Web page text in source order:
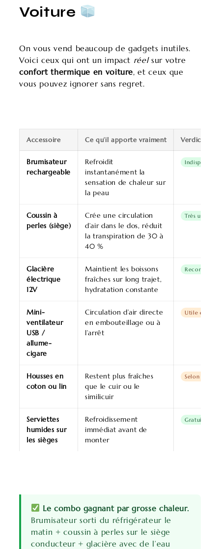
Voiture
On vous vend beaucoup de gadgets inutiles.
Voici ceux qui ont un impact réelsur votre
confort thermique en voiture, et ceux que
vous pouvez ignorer sans regret.
Accessoire Ce qu’il apporte vraiment Verdict
Brumisateur
rechargeable
Refroidit
instantanément la
sensation de chaleur sur
la peau
Coussin à
perles (siège)
Crée une circulation
d’air dans le dos, réduit
la transpiration de 30 à
40 %
Très utile
Glacière
électrique
12V
Maintient les boissons
fraîches sur long trajet,
hydratation constante
Mini-
ventilateur
USB /
allume-
cigare
Circulation d’air directe
en embouteillage ou à
l’arrêt
Utile en
Housses en
coton ou lin
Restent plus fraîches
que le cuir ou le
similicuir
Selon le
Serviettes
humides sur
les sièges
Refroidissement
immédiat avant de
monter
Gratuit et
Le combo gagnant par grosse chaleur.
Brumisateur sorti du réfrigérateur le
matin + coussin à perles sur le siège
conducteur + glacière avec de l’eau